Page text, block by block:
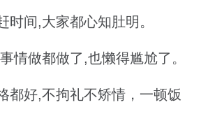
间,大家都心知肚明。
情做都做了,也懒得尴尬了。
好,不拘礼不矫情，一顿饭